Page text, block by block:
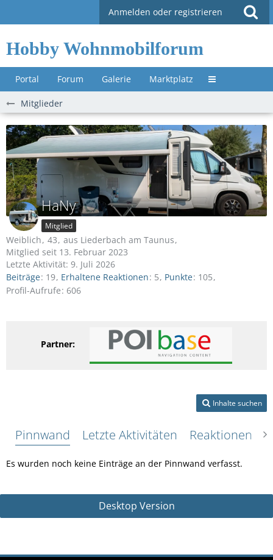
Anmelden oder registrieren
Hobby Wohnmobilforum
Portal Forum Galerie Marktplatz Untermenü »
Mitglieder
HaNy
Mitglied
Weiblich 43 aus Liederbach am Taunus
Mitglied seit 13. Februar 2023
Letzte Aktivität: 9. Juli 2026
Beiträge 19 Erhaltene Reaktionen 5 Punkte 105
Profil-Aufrufe 606
Partner:
Inhalte suchen
Pinnwand Letzte Aktivitäten Reaktionen
Es wurden noch keine Einträge an der Pinnwand verfasst.
Desktop Version